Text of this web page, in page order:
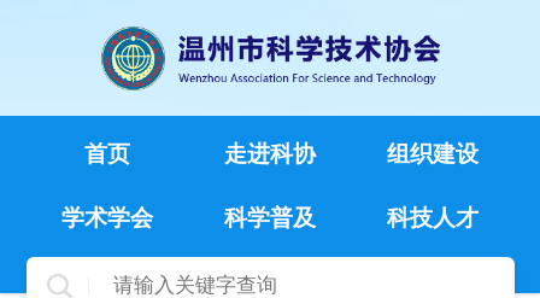
首页 走进科协 组织建设
学术学会 科学普及 科技人才